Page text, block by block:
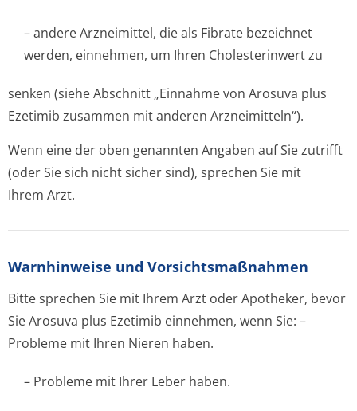
– andere Arzneimittel, die als Fibrate bezeichnet
werden, einnehmen, um Ihren Cholesterinwert zu
senken (siehe Abschnitt „Einnahme von Arosuva plus
Ezetimib zusammen mit anderen Arzneimitteln“).
Wenn eine der oben genannten Angaben auf Sie zutrifft
(oder Sie sich nicht sicher sind), sprechen Sie mit
Ihrem Arzt.
Warnhinweise und Vorsichtsmaßnahmen
Bitte sprechen Sie mit Ihrem Arzt oder Apotheker, bevor
Sie Arosuva plus Ezetimib einnehmen, wenn Sie: –
Probleme mit Ihren Nieren haben.
– Probleme mit Ihrer Leber haben.